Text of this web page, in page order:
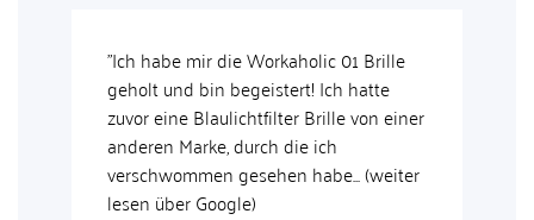
01 Brille
Ich hatte
Brille von einer
habe... (weiter
"Das Preis-Leistungsverhältnis ist
und meine Brille wurde schnell
geliefert. Habe mich über die kleine
persönliche Nachricht im Paket auch
sehr gefreut, man merkt, dass viel
drin steckt."